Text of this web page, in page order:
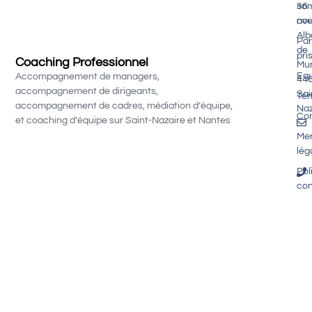
Coaching Professionnel
Accompagnement de managers,
accompagnement de dirigeants,
accompagnement de cadres, médiation d’équipe,
et coaching d’équipe sur Saint-Nazaire et Nantes
pris
36
de